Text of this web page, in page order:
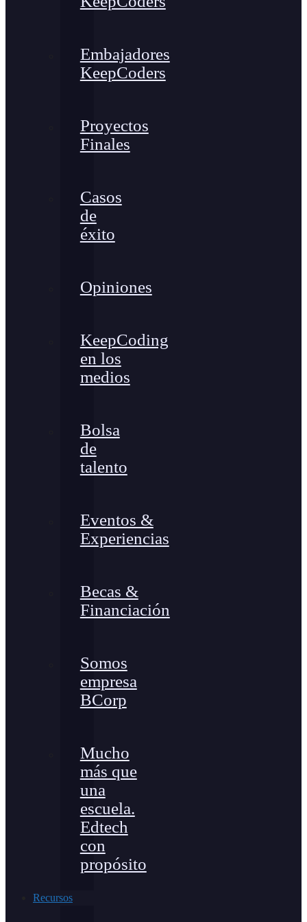
Embajadores
KeepCoders
Proyectos
Finales
Casos
de
éxito
Opiniones
KeepCoding
en los
medios
Bolsa
de
talento
Eventos &
Experiencias
Becas &
Financiación
Somos
empresa
BCorp
Mucho
más que
una
escuela.
Edtech
con
propósito
Recursos